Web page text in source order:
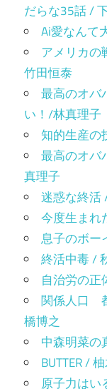
だらな35話 /
Ai愛なんて
アメリカの
竹田恒泰
最高のオバ
い！/林真理子
知的生産の
最高のオバ
真理子
迷惑な終活
今度生まれ
息子のボー
終活中毒 /
自治労の正
関係人口
橋博之
中森明菜の
BUTTER /
原子力はい